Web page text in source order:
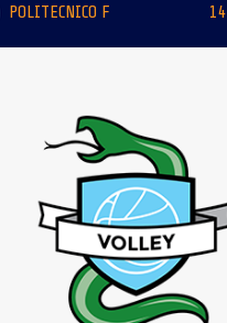
POLITECNICO F 14